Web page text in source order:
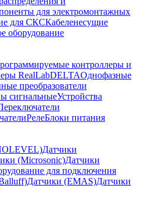
для электромонтажных
для СКСКабеленесущие
оборудование
контроллеры и
RealLabDELTAОднофазные
преобразователи
сигнальныеУстройства
РелеБлоки питания
Датчики
(Microsonic)Датчики
для подключения
Датчики (EMAS)Датчики